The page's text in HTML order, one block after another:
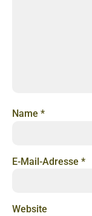
Name *
E-Mail-Adresse *
Website